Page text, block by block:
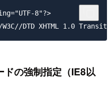
8"?>
ドの強制指定（IE8以